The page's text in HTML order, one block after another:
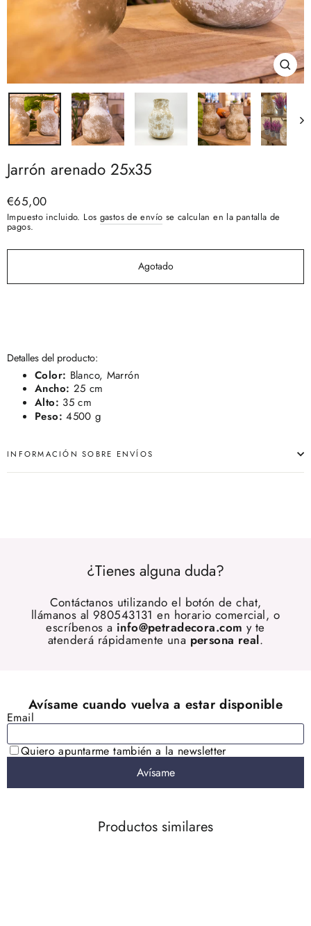
(esc)
Jarrón arenado 25x35
Precio
habitual
€65,00
Impuesto incluido. Los gastos de envío se calculan en la pantalla de
pagos.
Agotado
Detalles del producto:
Color: Blanco, Marrón
Ancho: 25 cm
Alto: 35 cm
Peso: 4500 g
INFORMACIÓN SOBRE ENVÍOS
¿Tienes alguna duda?
Contáctanos utilizando el botón de chat,
llámanos al 980543131 en horario comercial, o
escríbenos a info@petradecora.com y te
atenderá rápidamente una persona real.
Productos similares